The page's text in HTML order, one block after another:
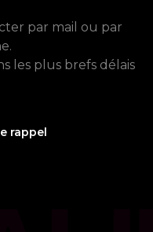
par mail ou par
les plus brefs délais
rappel